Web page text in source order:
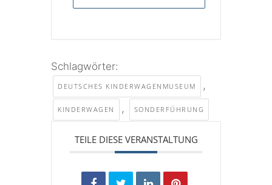
Schlagwörter:
DEUTSCHES KINDERWAGENMUSEUM ,
KINDERWAGEN , SONDERFÜHRUNG
TEILE DIESE VERANSTALTUNG